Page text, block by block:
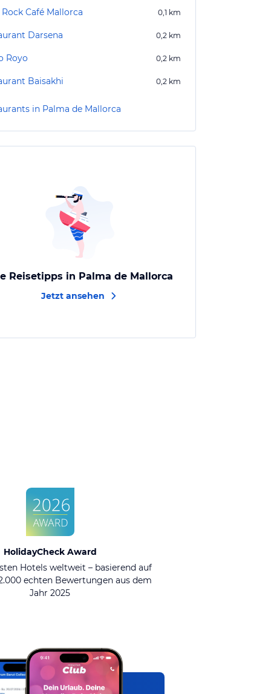
Café Mallorca 0,1 km
Darsena 0,2 km
Royo 0,2 km
Baisakhi 0,2 km
in Palma de Mallorca
Reisetipps in Palma de Mallorca
Jetzt ansehen
HolidayCheck Award
Hotels weltweit – basierend auf
echten Bewertungen aus dem
Jahr 2025